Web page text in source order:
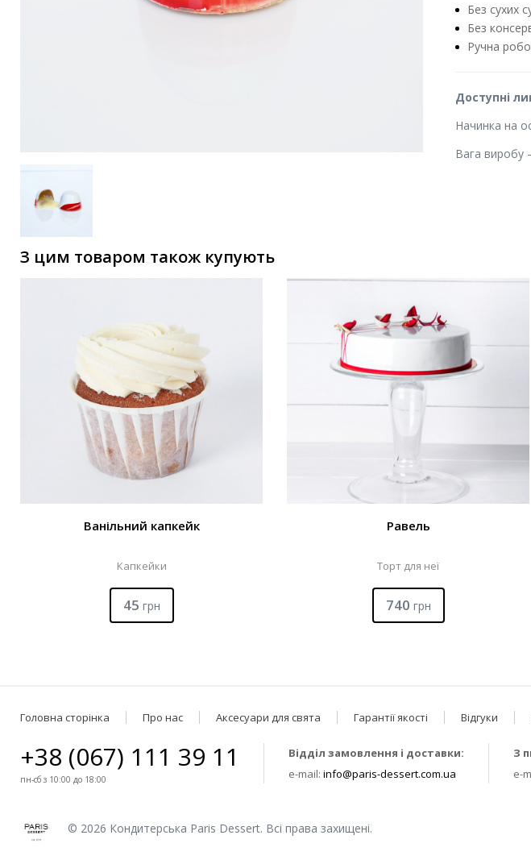
Без сухих
Без
Ручна
Доступні
Начинка на
Вага виробу
З цим товаром також купують
Ванільний капкейк
Капкейки
45 грн
Равель
Торт для неї
740 грн
Головна сторінка Про нас Аксесуари для свята Гарантії якості Відгуки
+38 (067) 111 39 11
пн-сб з 10:00 до 18:00
Відділ замовлення і доставки:
e-mail: info@paris-dessert.com.ua
З
e-
© 2026 Кондитерська Paris Dessert. Всі права захищені.